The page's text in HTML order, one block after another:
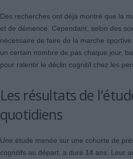
Des recherches ont déjà montré que la
et de démence. Cependant, selon des
nécessaire de faire de la marche
un certain nombre de pas chaque jour,
pour ralentir le déclin cognitif chez les
Les résultats de
quotidiens
Une étude menée sur une cohorte de
cognitifs au départ, a duré 14 ans. Leur